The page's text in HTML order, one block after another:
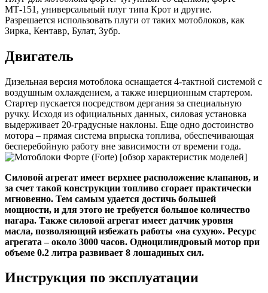
МТ-151, универсальный плуг типа Крот и другие.
Разрешается использовать плуги от таких мотоблоков, как
Зирка, Кентавр, Булат, Зубр.
Двигатель
Дизельная версия мотоблока оснащается 4-тактной системой с
воздушным охлаждением, а также инерционным стартером.
Стартер пускается посредством дергания за специальную
ручку. Исходя из официальных данных, силовая установка
выдерживает 20-градусные наклоны. Еще одно достоинство
мотора – прямая система впрыска топлива, обеспечивающая
бесперебойную работу вне зависимости от времени года.
Силовой агрегат имеет верхнее расположение клапанов, и
за счет такой конструкции топливо сгорает практически
мгновенно. Тем самым удается достичь большей
мощности, и для этого не требуется большое количество
нагара. Также силовой агрегат имеет датчик уровня
масла, позволяющий избежать работы «на сухую». Ресурс
агрегата – около 3000 часов. Одноцилиндровый мотор при
объеме 0.2 литра развивает 8 лошадиных сил.
Инструкция по эксплуатации